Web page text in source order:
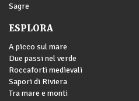
Sagre
ESPLORA
A picco sul mare
Due passi nel verde
Roccaforti medievali
Sapori di Riviera
Tra mare e monti